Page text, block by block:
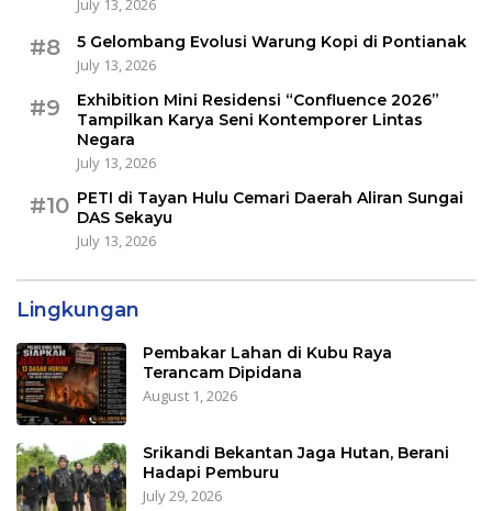
July 13, 2026
#8
5 Gelombang Evolusi Warung Kopi di Pontianak
July 13, 2026
#9
Exhibition Mini Residensi “Confluence 2026”
Tampilkan Karya Seni Kontemporer Lintas
Negara
July 13, 2026
#10 PETI di Tayan Hulu Cemari Daerah Aliran Sungai
DAS Sekayu
July 13, 2026
Lingkungan
Pembakar Lahan di Kubu Raya
Terancam Dipidana
August 1, 2026
Srikandi Bekantan Jaga Hutan, Berani
Hadapi Pemburu
July 29, 2026